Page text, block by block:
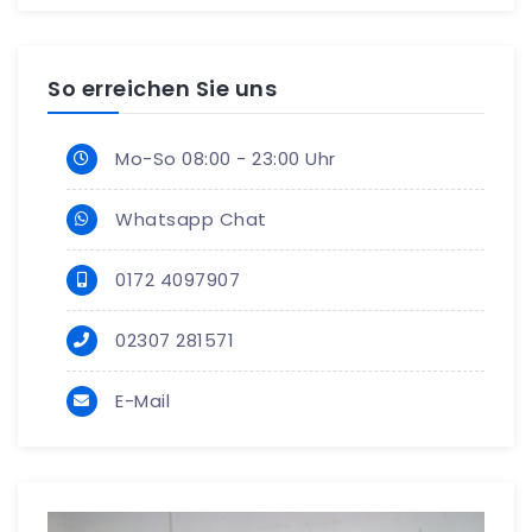
So erreichen Sie uns
Mo-So 08:00 - 23:00 Uhr
Whatsapp Chat
0172 4097907
02307 281571
E-Mail